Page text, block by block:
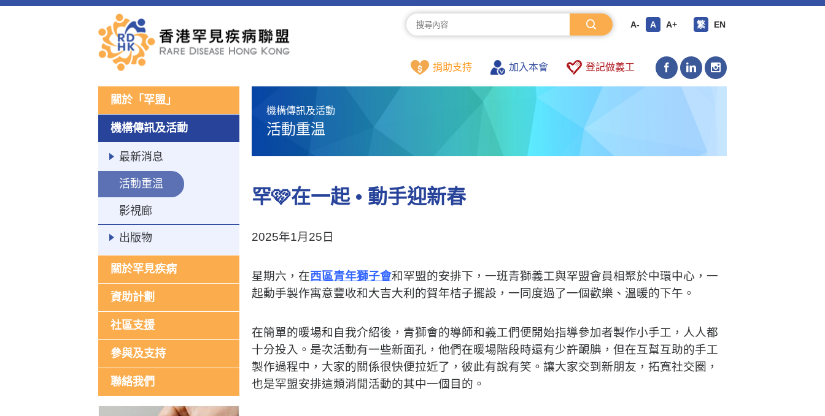
A- A A+ 繁 EN
捐助支持 加入本會 登記做義工
關於「罕盟」
機構傳訊及活動
最新消息
活動重温
影視廊
出版物
關於罕見疾病
資助計劃
社區支援
參與及支持
聯絡我們
機構傳訊及活動
活動重温
罕🩷在一起 • 動手迎新春
2025年1月25日
星期六，在西區青年獅子會和罕盟的安排下，一班青獅義工與罕盟會員相聚於中環中心，一
起動手製作寓意豐收和大吉大利的賀年桔子擺設，一同度過了一個歡樂、溫暖的下午。
在簡單的暖場和自我介紹後，青獅會的導師和義工們便開始指導參加者製作小手工，人人都
十分投入。是次活動有一些新面孔，他們在暖場階段時還有少許靦腆，但在互幫互助的手工
製作過程中，大家的關係很快便拉近了，彼此有說有笑。讓大家交到新朋友，拓寬社交圈，
也是罕盟安排這類消閒活動的其中一個目的。